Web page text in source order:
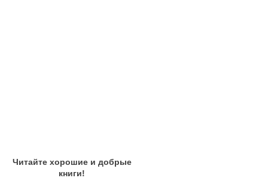
Читайте хорошие и добрые
книги!